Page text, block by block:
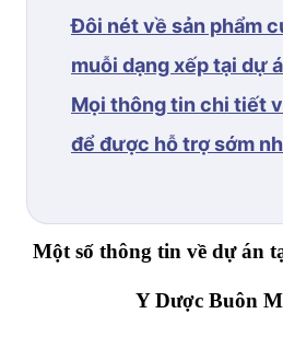
Đôi nét về sản phẩm
muỗi dạng xếp tại dự
Mọi thông tin chi tiết
để được hỗ trợ sớm
Một số thông tin về dự án
Y Dược Buôn